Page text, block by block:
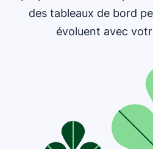
des tableaux de bord
évoluent avec